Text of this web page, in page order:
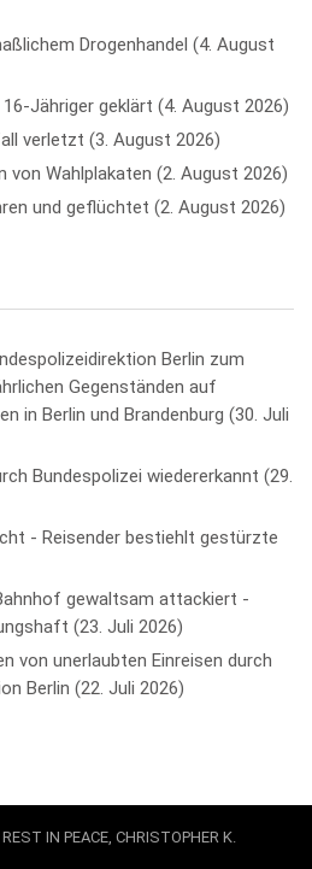
Drogenhandel
4. August
Jähriger geklärt
4. August 2026
verletzt 3. August 2026
von Wahlplakaten
2. August 2026
und geflüchtet
2. August 2026
Berlin zum
Gegenständen auf
in Berlin und Brandenburg 30. Juli
Bundespolizei wiedererkannt
29.
- Reisender bestiehlt gestürzte
gewaltsam attackiert -
23. Juli 2026
von unerlaubten Einreisen durch
Berlin
22. Juli 2026
IN PEACE, CHRISTOPHER K.